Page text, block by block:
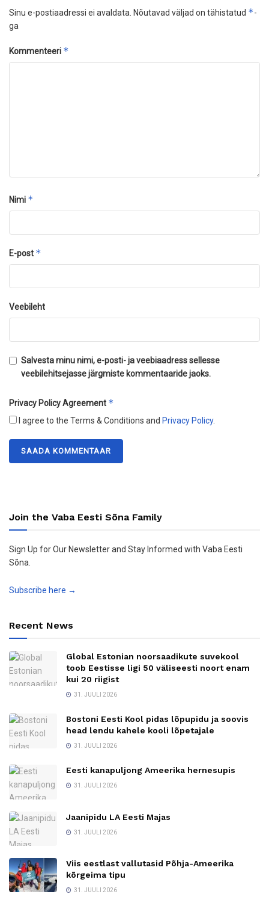
Sinu e-postiaadressi ei avaldata. Nõutavad väljad on tähistatud *-
ga
Kommenteeri *
Nimi *
E-post *
Veebileht
Salvesta minu nimi, e-posti- ja veebiaadress sellesse
veebilehitsejasse järgmiste kommentaaride jaoks.
Privacy Policy Agreement *
I agree to the Terms & Conditions and Privacy Policy.
Join the Vaba Eesti Sõna Family
Sign Up for Our Newsletter and Stay Informed with Vaba Eesti
Sõna.
Subscribe here →
Recent News
Global Estonian noorsaadikute suvekool
toob Eestisse ligi 50 väliseesti noort enam
kui 20 riigist
31. JUULI 2026
Bostoni Eesti Kool pidas lõpupidu ja soovis
head lendu kahele kooli lõpetajale
31. JUULI 2026
Eesti kanapuljong Ameerika hernesupis
31. JUULI 2026
Jaanipidu LA Eesti Majas
31. JUULI 2026
Viis eestlast vallutasid Põhja-Ameerika
kõrgeima tipu
31. JUULI 2026